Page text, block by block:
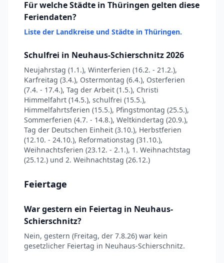
Für welche Städte in Thüringen gelten diese
Feriendaten?
Liste der Landkreise und Städte in Thüringen.
Schulfrei in Neuhaus-Schierschnitz 2026
Neujahrstag (1.1.), Winterferien (16.2. - 21.2.),
Karfreitag (3.4.), Ostermontag (6.4.), Osterferien
(7.4. - 17.4.), Tag der Arbeit (1.5.), Christi
Himmelfahrt (14.5.), schulfrei (15.5.),
Himmelfahrtsferien (15.5.), Pfingstmontag (25.5.),
Sommerferien (4.7. - 14.8.), Weltkindertag (20.9.),
Tag der Deutschen Einheit (3.10.), Herbstferien
(12.10. - 24.10.), Reformationstag (31.10.),
Weihnachtsferien (23.12. - 2.1.), 1. Weihnachtstag
(25.12.) und 2. Weihnachtstag (26.12.)
Feiertage
War gestern ein Feiertag in Neuhaus-
Schierschnitz?
Nein, gestern (Freitag, der 7.8.26) war kein
gesetzlicher Feiertag in Neuhaus-Schierschnitz.